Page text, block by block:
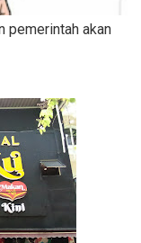
pemerintah akan